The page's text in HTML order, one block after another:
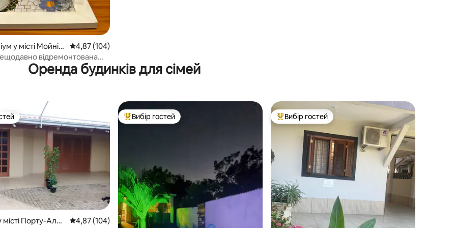
у місті Мойніо
Середня оцінка: 4,87 з 5, відгуки: 104
4,87 (104)
відремонтована
на вас!
Оренда будинків для сімей
Порту-Алеґ Середня оцінка: 4,87 з 5, відгуки: 104
4,87 (104)
Топ вибір гостей
Вибір гостей Топ вибір гостей
Вибір гостей